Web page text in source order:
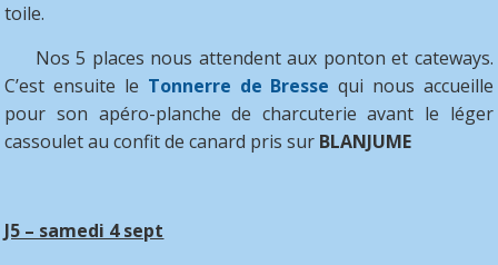
toile.
Nos 5 places nous attendent aux ponton et cateways.
C’est ensuite le Tonnerre de Bresse qui nous accueille
pour son apéro-planche de charcuterie avant le léger
cassoulet au confit de canard pris sur BLANJUME
J5 – samedi 4 sept